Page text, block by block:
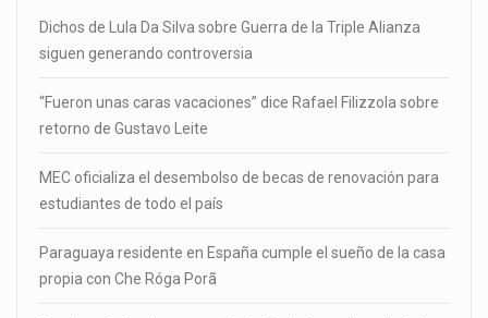
Dichos de Lula Da Silva sobre Guerra de la Triple Alianza
siguen generando controversia
“Fueron unas caras vacaciones” dice Rafael Filizzola sobre
retorno de Gustavo Leite
MEC oficializa el desembolso de becas de renovación para
estudiantes de todo el país
Paraguaya residente en España cumple el sueño de la casa
propia con Che Róga Porã